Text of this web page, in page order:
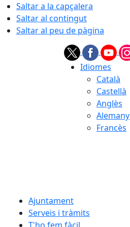
Saltar a la capçalera
Saltar al contingut
Saltar al peu de pàgina
Idiomes
Català
Castellà
Anglès
Alemany
Francès
Ajuntament
Serveis i tràmits